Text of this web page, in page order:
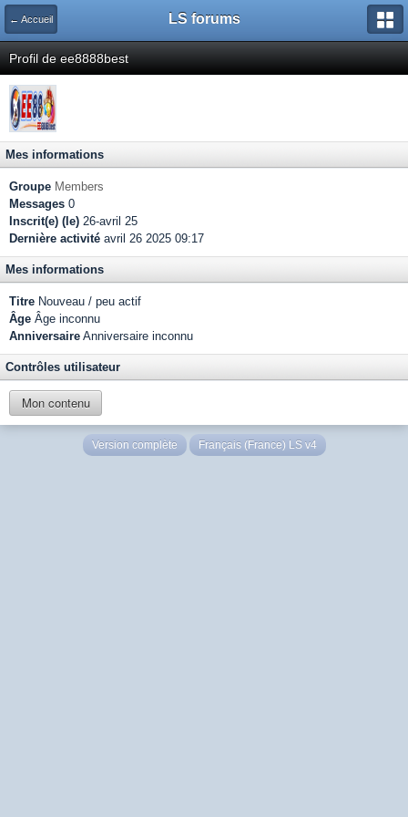
← Accueil LS forums
Profil de ee8888best
Mes informations
Groupe Members
Messages 0
Inscrit(e) (le) 26-avril 25
Dernière activité avril 26 2025 09:17
Mes informations
Titre Nouveau / peu actif
Âge Âge inconnu
Anniversaire Anniversaire inconnu
Contrôles utilisateur
Mon contenu
Version complète Français (France) LS v4